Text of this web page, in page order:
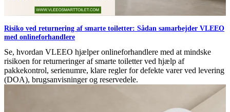
Risiko ved returnering af smarte toiletter: Sådan samarbejder VLEEO
med onlineforhandlere
Se, hvordan VLEEO hjælper onlineforhandlere med at mindske
risikoen for returneringer af smarte toiletter ved hjælp af
pakkekontrol, serienumre, klare regler for defekte varer ved levering
(DOA), brugsanvisninger og reservedele.